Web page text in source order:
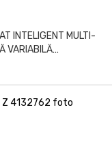
INTELIGENT MULTI-
VARIABILĂ